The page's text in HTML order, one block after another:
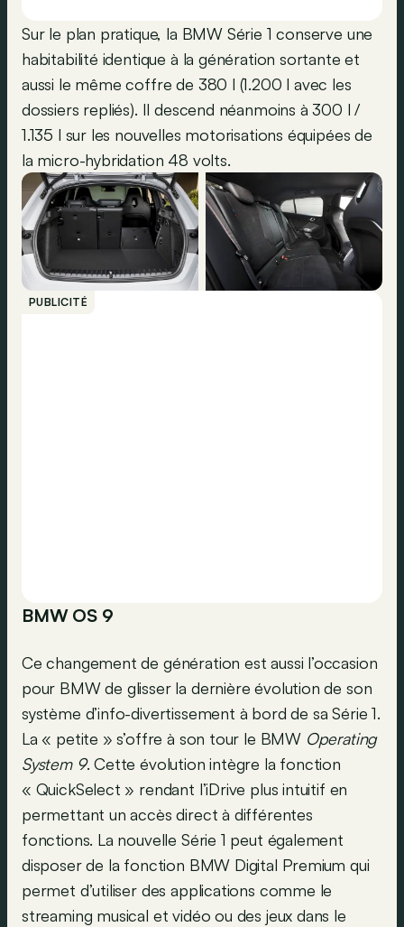
Sur le plan pratique, la BMW Série 1 conserve une
habitabilité identique à la génération sortante et
aussi le même coffre de 380 l (1.200 l avec les
dossiers repliés). Il descend néanmoins à 300 l /
1.135 l sur les nouvelles motorisations équipées de
la micro-hybridation 48 volts.
PUBLICITÉ
BMW OS 9
Ce changement de génération est aussi l’occasion
pour BMW de glisser la dernière évolution de son
système d’info-divertissement à bord de sa Série 1.
La « petite » s’offre à son tour le BMW Operating
System 9. Cette évolution intègre la fonction
« QuickSelect » rendant l’iDrive plus intuitif en
permettant un accès direct à différentes
fonctions. La nouvelle Série 1 peut également
disposer de la fonction BMW Digital Premium qui
permet d’utiliser des applications comme le
streaming musical et vidéo ou des jeux dans le